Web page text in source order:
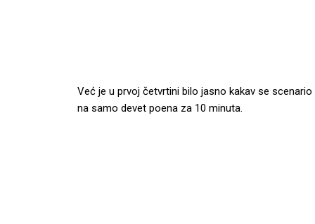
Već je u prvoj četvrtini bilo jasno kakav se
na samo devet poena za 10 minuta.